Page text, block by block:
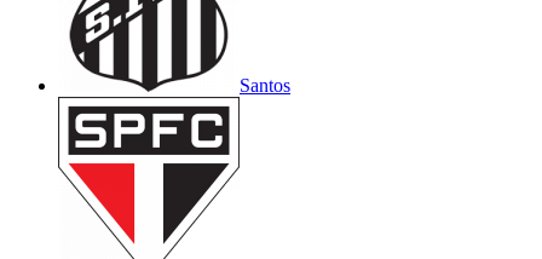
Santos